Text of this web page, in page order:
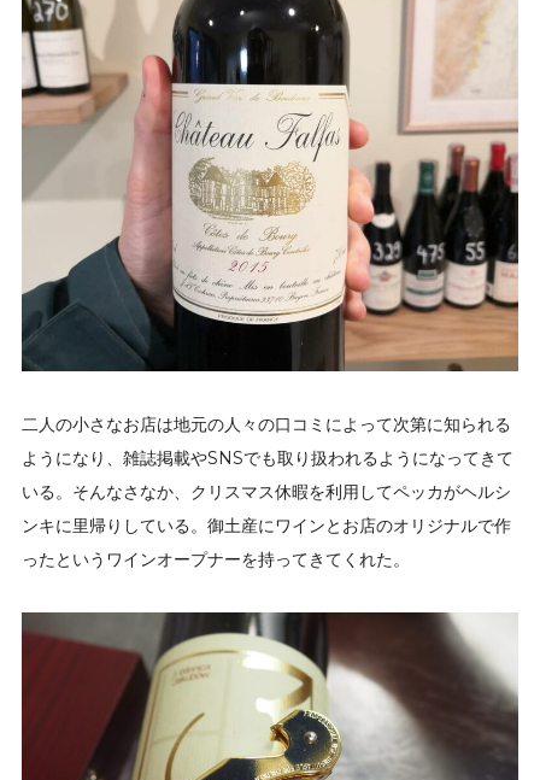
二人の小さなお店は地元の人々の口コミによって次第に知られる
ようになり、雑誌掲載やSNSでも取り扱われるようになってきて
いる。そんなさなか、クリスマス休暇を利用してペッカがヘルシ
ンキに里帰りしている。御土産にワインとお店のオリジナルで作
ったというワインオープナーを持ってきてくれた。